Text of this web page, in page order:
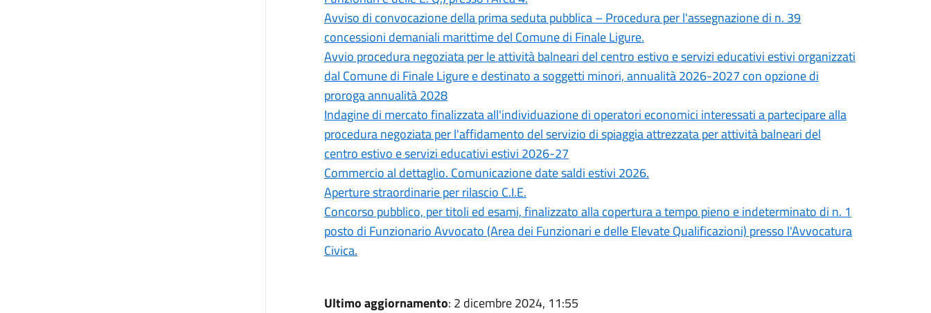
Avviso di convocazione della prima seduta pubblica – Procedura per l'assegnazione di n. 39
concessioni demaniali marittime del Comune di Finale Ligure.
Avvio procedura negoziata per le attività balneari del centro estivo e servizi educativi estivi organizzati
dal Comune di Finale Ligure e destinato a soggetti minori, annualità 2026-2027 con opzione di
proroga annualità 2028
Indagine di mercato finalizzata all'individuazione di operatori economici interessati a partecipare alla
procedura negoziata per l'affidamento del servizio di spiaggia attrezzata per attività balneari del
centro estivo e servizi educativi estivi 2026-27
Commercio al dettaglio. Comunicazione date saldi estivi 2026.
Aperture straordinarie per rilascio C.I.E.
Concorso pubblico, per titoli ed esami, finalizzato alla copertura a tempo pieno e indeterminato di n. 1
posto di Funzionario Avvocato (Area dei Funzionari e delle Elevate Qualificazioni) presso l'Avvocatura
Civica.
Ultimo aggiornamento: 2 dicembre 2024, 11:55